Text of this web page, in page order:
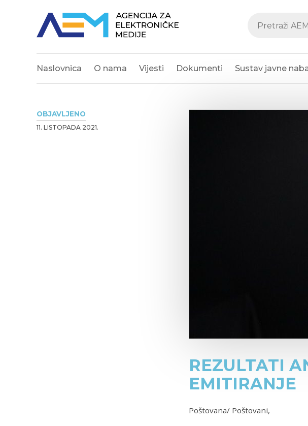
Naslovnica O nama Vijesti Dokumenti Sustav javne
OBJAVLJENO
11. LISTOPADA 2021.
REZULTATI
EMITIRANJE
Poštovana/ Poštovani,